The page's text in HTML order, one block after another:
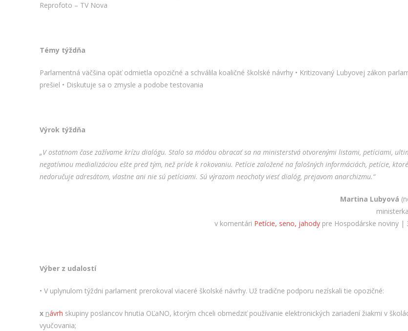
Reprofoto – TV Nova
Témy týždňa
Parlamentná väčšina opäť odmietla opozičné a schválila koaličné školské návrhy • Kritizovaný Lubyovej zákon
prešiel • Diskutuje sa o zmysle a podobe testovania
Výrok týždňa
„V ostatnom čase zažívame krízu dialógu. Stalo sa módou obracať sa na ministerstvá otvorenými listami, petíciami,
negatívnou medializáciou ešte pred tým, než príde k rokovaniu. Petície založené na falošných informáciách, petície,
nedoručuje adresátom, vlastne ani nie sú petíciami. Sú výrazom neochoty viesť dialóg, prejavom anarchizmu.“
Martina Lubyová
v komentári Petície, seno, jahody pre Hospodárske noviny |
Výber z udalostí
• V uplynulom týždni parlament prerokoval viaceré školské návrhy. Už tradične podporu nezískali tie opozičné:
x návrh skupiny poslancov hnutia OĽaNO, ktorým chceli obmedziť používanie elektronických zariadení žiakmi v
vyučovania;